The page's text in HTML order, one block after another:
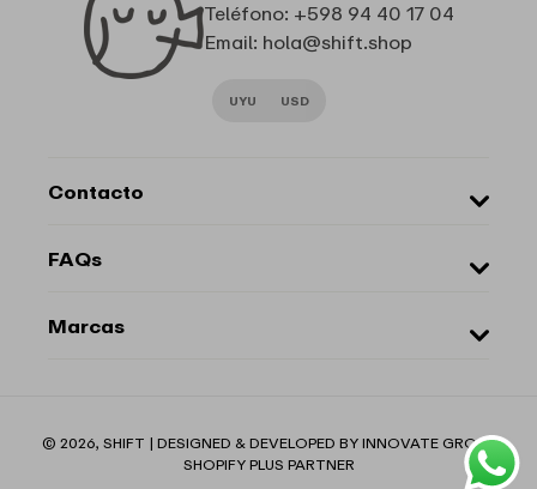
Teléfono: +598 94 40 17 04
Email: hola@shift.shop
UYU USD
Contacto
FAQs
Términos y Condiciones
Política de privacidad
Marcas
American Vintage
de
© 2026,SHIFT | DESIGNED & DEVELOPED BY INNOVATE GROUP
SHOPIFY PLUS PARTNER